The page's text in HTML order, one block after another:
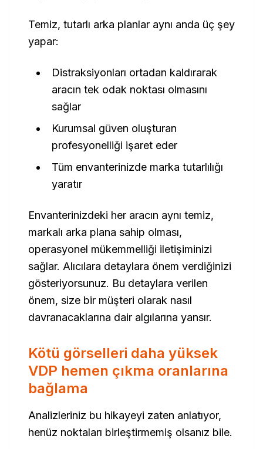
Temiz, tutarlı arka planlar aynı anda üç şey
yapar:
Distraksiyonları ortadan kaldırarak
aracın tek odak noktası olmasını
sağlar
Kurumsal güven oluşturan
profesyonelliği işaret eder
Tüm envanterinizde marka tutarlılığı
yaratır
Envanterinizdeki her aracın aynı temiz,
markalı arka plana sahip olması,
operasyonel mükemmelliği iletişiminizi
sağlar. Alıcılara detaylara önem verdiğinizi
gösteriyorsunuz. Bu detaylara verilen
önem, size bir müşteri olarak nasıl
davranacaklarına dair algılarına yansır.
Kötü görselleri daha yüksek
VDP hemen çıkma oranlarına
bağlama
Analizleriniz bu hikayeyi zaten anlatıyor,
henüz noktaları birleştirmemiş olsanız bile.